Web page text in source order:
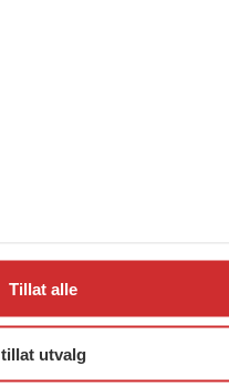
Tillat alle
tillat utvalg